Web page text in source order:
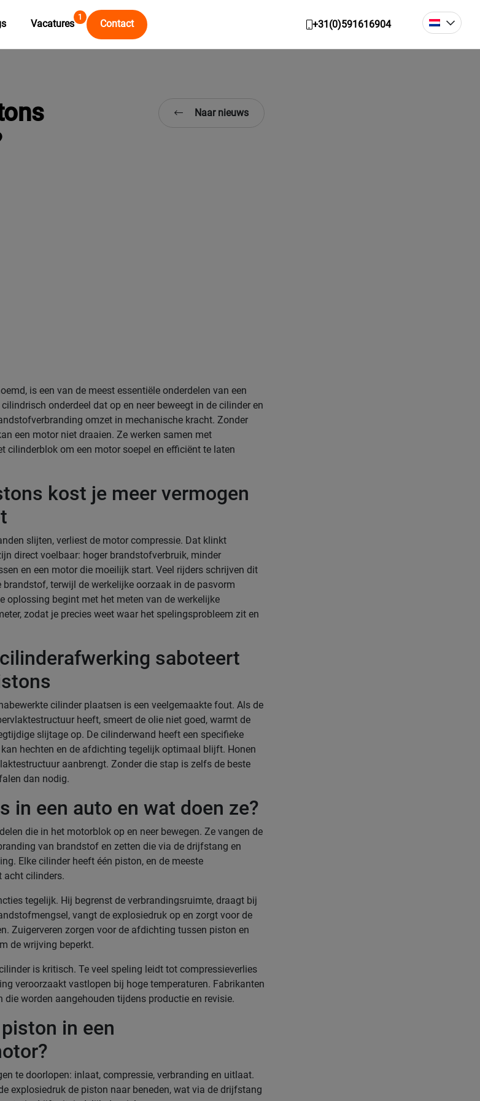
Vacatures Contact
1
+31(0)591616904
Naar nieuws
is een van de meest essentiële onderdelen van een
onderdeel dat op en neer beweegt in de cilinder en
omzet in mechanische kracht. Zonder
een motor niet draaien. Ze werken samen met
cilinderblok om een motor soepel en efficiënt te laten
kost je meer vermogen
slijten, verliest de motor compressie. Dat klinkt
direct voelbaar: hoger brandstofverbruik, minder
en een motor die moeilijk start. Veel rijders schrijven dit
terwijl de werkelijke oorzaak in de pasvorm
oplossing begint met het meten van de werkelijke
zodat je precies weet waar het spelingsprobleem zit en
saboteert
cilinder plaatsen is een veelgemaakte fout. Als de
heeft, smeert de olie niet goed, warmt de
slijtage op. De cilinderwand heeft een specifieke
hechten en de afdichting tegelijk optimaal blijft. Honen
aanbrengt. Zonder die stap is zelfs de beste
dan nodig.
in een auto en wat doen ze?
die in het motorblok op en neer bewegen. Ze vangen de
van brandstof en zetten die via de drijfstang en
Elke cilinder heeft één piston, en de meeste
acht cilinders.
tegelijk. Hij begrenst de verbrandingsruimte, draagt bij
vangt de explosiedruk op en zorgt voor de
Zuigerveren zorgen voor de afdichting tussen piston en
de wrijving beperkt.
is kritisch. Te veel speling leidt tot compressieverlies
veroorzaakt vastlopen bij hoge temperaturen. Fabrikanten
die worden aangehouden tijdens productie en revisie.
in een
te doorlopen: inlaat, compressie, verbranding en uitlaat.
explosiedruk de piston naar beneden, wat via de drijfstang